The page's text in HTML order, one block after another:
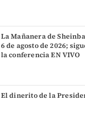
La Mañanera de
6 de agosto de 2026;
la conferencia EN VIVO
El dinerito de la